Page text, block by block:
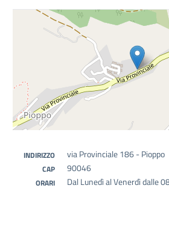
INDIRIZZO via Provinciale 186 - Pioppo
CAP 90046
ORARI Dal Lunedì al Venerdì dalle